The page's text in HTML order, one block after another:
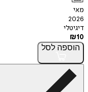
מאי
2026
דיגיטלי
₪10
הוספה לסל